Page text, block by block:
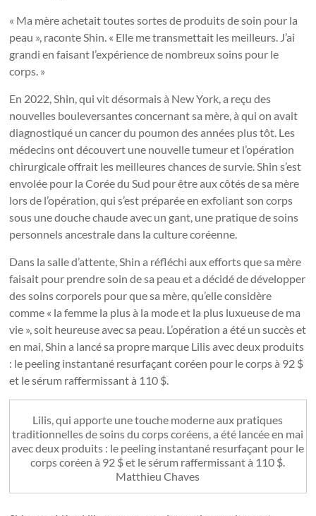
« Ma mère achetait toutes sortes de produits de soin pour la
peau », raconte Shin. « Elle me transmettait les meilleurs. J’ai
grandi en faisant l’expérience de nombreux soins pour le
corps. »
En 2022, Shin, qui vit désormais à New York, a reçu des
nouvelles bouleversantes concernant sa mère, à qui on avait
diagnostiqué un cancer du poumon des années plus tôt. Les
médecins ont découvert une nouvelle tumeur et l’opération
chirurgicale offrait les meilleures chances de survie. Shin s’est
envolée pour la Corée du Sud pour être aux côtés de sa mère
lors de l’opération, qui s’est préparée en exfoliant son corps
sous une douche chaude avec un gant, une pratique de soins
personnels ancestrale dans la culture coréenne.
Dans la salle d’attente, Shin a réfléchi aux efforts que sa mère
faisait pour prendre soin de sa peau et a décidé de développer
des soins corporels pour que sa mère, qu’elle considère
comme « la femme la plus à la mode et la plus luxueuse de ma
vie », soit heureuse avec sa peau. L’opération a été un succès et
en mai, Shin a lancé sa propre marque Lilis avec deux produits
: le peeling instantané resurfaçant coréen pour le corps à 92 $
et le sérum raffermissant à 110 $.
Lilis, qui apporte une touche moderne aux pratiques
traditionnelles de soins du corps coréens, a été lancée en mai
avec deux produits : le peeling instantané resurfaçant pour le
corps coréen à 92 $ et le sérum raffermissant à 110 $.
Matthieu Chaves